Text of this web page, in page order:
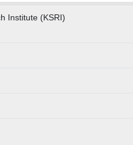
Institute (KSRI)